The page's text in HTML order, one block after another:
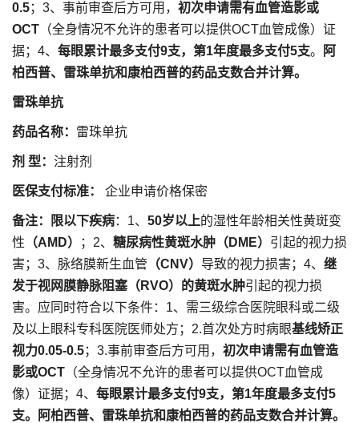
0.5；3、事前审查后方可用， 初次申请需有血管造影或
OCT （全身情况不允许的患者可以提供OCT血管成像）证
据；4、 每眼累计最多支付9支，第1年度最多支付5支。
阿
柏西普、雷珠单抗和康柏西普的药品支数合并计算。
雷珠单抗
药品名称： 雷珠单抗
剂 型： 注射剂
医保支付标准： 企业申请价格保密
备注： 限以下疾病：1、 50岁以上的湿性年龄相关性黄斑变
性 （AMD） ；2、 糖尿病性黄斑水肿（DME） 引起的视力损
害；3、脉络膜新生血管 （CNV） 导致的视力损害；4、 继
发于视网膜静脉阻塞（RVO）的黄斑水肿引起的视力损
害。应同时符合以下条件：1、需三级综合医院眼科或二级
及以上眼科专科医院医师处方；2.首次处方时病眼基线矫正
视力0.05-0.5；3.事前审查后方可用， 初次申请需有血管造
影或OCT （全身情况不允许的患者可以提供OCT血管成
像）证据；4、 每眼累计最多支付9支，第1年度最多支付5
支。
阿柏西普、雷珠单抗和康柏西普的药品支数合并计算。